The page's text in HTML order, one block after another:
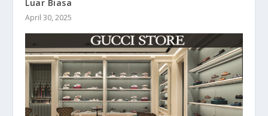
Luar Biasa
April 30, 2025